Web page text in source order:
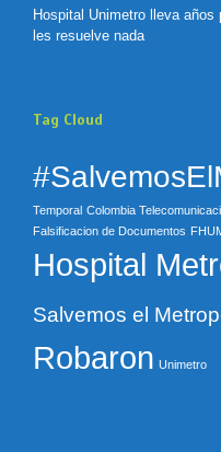
Hospital Unimetro lleva
les resuelve nada
Tag Cloud
Temporal Colombia
Falsificacion de Documentos
Hospital
Salvemos el
Robaron Unimetro